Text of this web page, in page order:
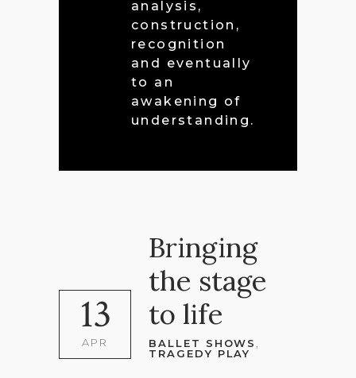
analysis,
construction,
recognition
and eventually
to an
awakening of
understanding.
13
APR
Bringing
the stage
to life
BALLET SHOWS ,
TRAGEDY PLAY